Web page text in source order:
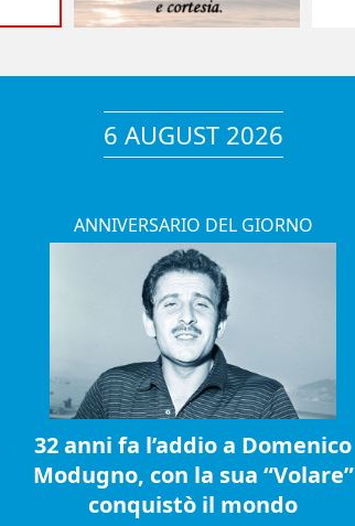
6 AUGUST 2026
ANNIVERSARIO DEL GIORNO
32 anni fa l’addio a Domenico
Modugno, con la sua “Volare”
conquistò il mondo